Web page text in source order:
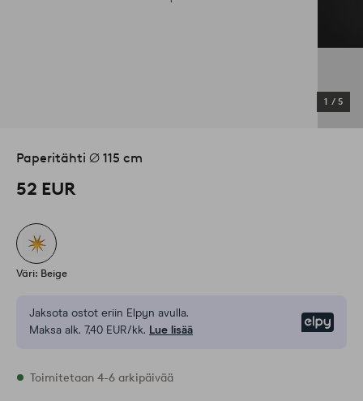
1 / 5
Paperitähti ⌀ 115 cm
52 EUR
Väri: Beige
Jaksota ostot eriin Elpyn avulla.
Maksa alk. 7,40 EUR/kk. Lue lisää
Varastossa
Toimitetaan 4-6 arkipäivää